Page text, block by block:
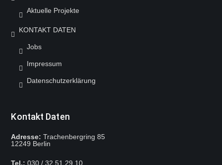
Aktuelle Projekte
KONTAKT DATEN
Jobs
Impressum
Datenschutzerklärung
Kontakt Daten
Adresse: Trachenbergring 85
12249 Berlin
Tel.: 030 / 32 51 29 10